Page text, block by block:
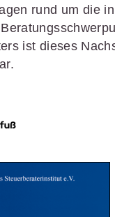
rund um die
ist dieses